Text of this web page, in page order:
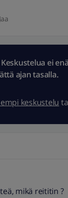
Jaa
ei
ajan tasalla.
keskustelu
mikä reititin ?